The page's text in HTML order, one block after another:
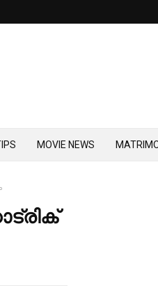
MOVIE NEWS